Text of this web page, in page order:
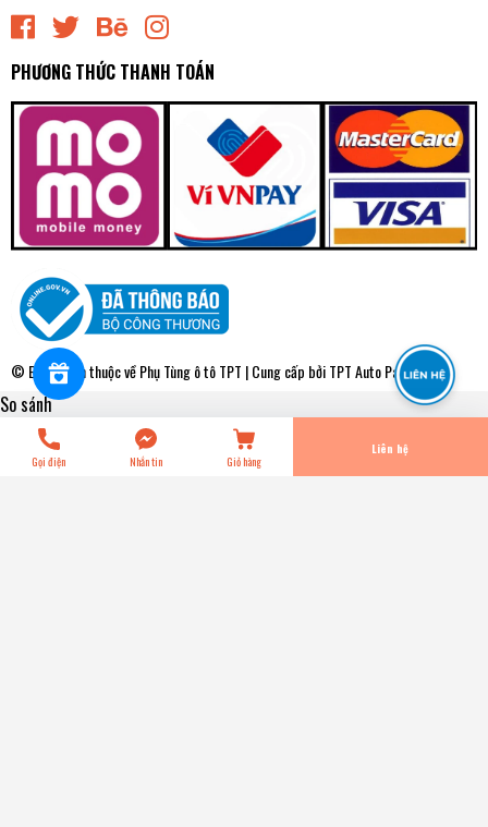
PHƯƠNG THỨC THANH TOÁN
© Bản quyền thuộc vềPhụ Tùng ô tô TPT | Cung cấp bởiTPT Auto Parts
So sánh
A2N059T - Bố Thắng - Má Phanh SAU Toyota CROWN 2.4
3.0 95-01 LEXUS GS300 93-95 ADVICS - Japan
0₫
Tiến Hành Thanh Toán
Gọi điện Nhắn tin Giỏ hàng
Liên hệ